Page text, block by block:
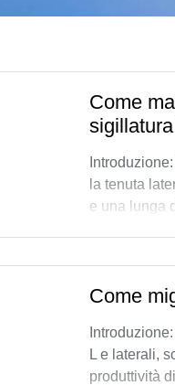
Come
la tenuta
e una lunga
Come
L e laterali,
produttività